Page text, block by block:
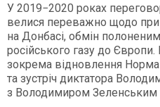
У 2019−2020 роках
велися переважно щодо
на Донбасі, обмін
російського газу до
зокрема відновлення
та зустріч диктатора
з Володимиром Зеленським